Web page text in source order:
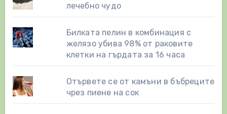
лечебно чудо
Билката пелин в комбинация с
желязо убива 98% от раковите
клетки на гърдата за 16 часа
Отървете се от камъни в бъбреците
чрез пиене на сок